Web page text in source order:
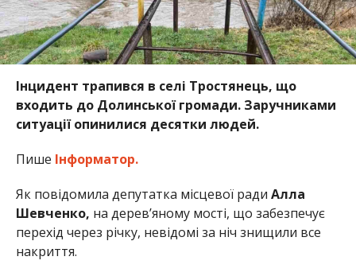
Інцидент трапився в селі Тростянець, що
входить до Долинської громади. Заручниками
ситуації опинилися десятки людей.
Пише Інформатор.
Як повідомила депутатка місцевої ради Алла
Шевченко, на дерев’яному мості, що забезпечує
перехід через річку, невідомі за ніч знищили все
накриття.